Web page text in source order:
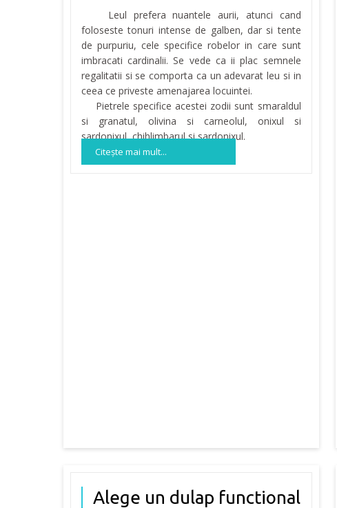
Leul prefera nuantele aurii, atunci cand
foloseste tonuri intense de galben, dar si tente
de purpuriu, cele specifice robelor in care sunt
imbracati cardinalii. Se vede ca ii plac semnele
regalitatii si se comporta ca un adevarat leu si in
ceea ce priveste amenajarea locuintei.
Pietrele specifice acestei zodii sunt smaraldul
si granatul, olivina si carneolul, onixul si
sardonixul, chihlimbarul si sardonixul.
Citeşte mai mult...
Alege un dulap functional